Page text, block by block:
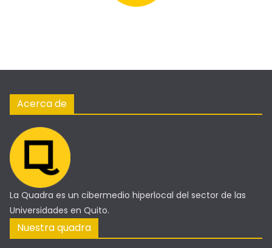
Acerca de
La Quadra es un cibermedio hiperlocal del sector de las
Universidades en Quito.
Nuestra quadra